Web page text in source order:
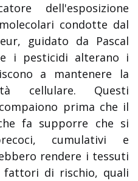
dell'esposizione
condotte dal
guidato da Pascal
i pesticidi alterano i
a mantenere la
cellulare. Questi
prima che il
fa supporre che si
cumulativi e
rendere i tessuti
di rischio, quali